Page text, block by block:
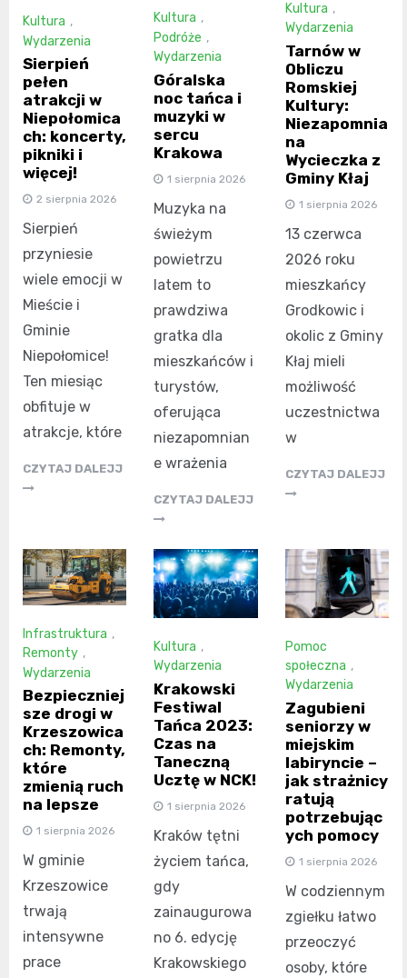
Kultura ,
Wydarzenia
Sierpień
pełen
atrakcji w
Niepołomica
ch: koncerty,
pikniki i
więcej!
2 sierpnia 2026
Sierpień
przyniesie
wiele emocji w
Mieście i
Gminie
Niepołomice!
Ten miesiąc
obfituje w
atrakcje, które
CZYTAJ DALEJJ
Kultura ,
Podróże ,
Wydarzenia
Góralska
noc tańca i
muzyki w
sercu
Krakowa
1 sierpnia 2026
Muzyka na
świeżym
powietrzu
latem to
prawdziwa
gratka dla
mieszkańców i
turystów,
oferująca
niezapomnian
e wrażenia
CZYTAJ DALEJJ
Kultura ,
Wydarzenia
Tarnów w
Obliczu
Romskiej
Kultury:
Niezapomnia
na
Wycieczka z
Gminy Kłaj
1 sierpnia 2026
13 czerwca
2026 roku
mieszkańcy
Grodkowic i
okolic z Gminy
Kłaj mieli
możliwość
uczestnictwa
w
CZYTAJ DALEJJ
Infrastruktura ,
Remonty ,
Wydarzenia
Bezpieczniej
sze drogi w
Krzeszowica
ch: Remonty,
które
zmienią ruch
na lepsze
1 sierpnia 2026
W gminie
Krzeszowice
trwają
intensywne
prace
Kultura ,
Wydarzenia
Krakowski
Festiwal
Tańca 2023:
Czas na
Taneczną
Ucztę w NCK!
1 sierpnia 2026
Kraków tętni
życiem tańca,
gdy
zainaugurowa
no 6. edycję
Krakowskiego
Pomoc
społeczna ,
Wydarzenia
Zagubieni
seniorzy w
miejskim
labiryncie –
jak strażnicy
ratują
potrzebując
ych pomocy
1 sierpnia 2026
W codziennym
zgiełku łatwo
przeoczyć
osoby, które